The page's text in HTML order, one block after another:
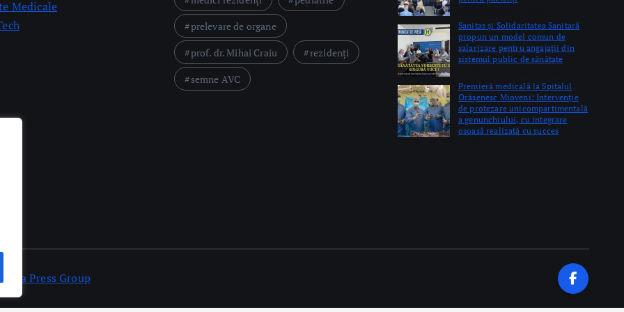
Medicale
prelevare de organe
prof. dr. Mihai Craiu
rezidenți
semne AVC
Sanitas şi Solidaritatea Sanitară
propun un model comun de
salarizare pentru angajaţii din
sistemul public de sănătate
Premieră medicală la Spitalul
Orășenesc Mioveni: Intervenţie
de protezare unicompartimentală
a genunchiului, cu integrare
osoasă realizată cu succes
Press Group